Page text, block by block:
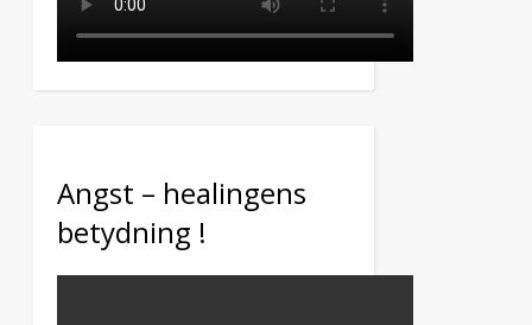
Angst – healingens
betydning !